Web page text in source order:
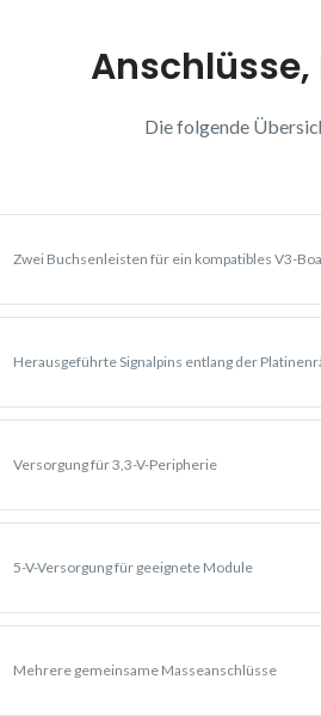
Die folgende
Zwei Buchsenleisten für ein kompatibles V3-
Herausgeführte Signalpins entlang der
Versorgung für 3,3-V-Peripherie
5-V-Versorgung für geeignete Module
Mehrere gemeinsame Masseanschlüsse